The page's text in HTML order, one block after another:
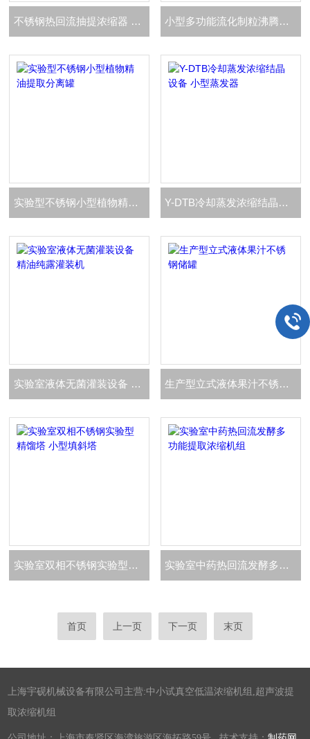
不锈钢热回流抽提浓缩器 实验室超声波萃取 小型多功能流化制粒沸腾干燥 不锈钢烘干机
实验型不锈钢小型植物精油提取分离罐 Y-DTB冷却蒸发浓缩结晶设备 小型蒸发器
实验室液体无菌灌装设备 精油纯露灌装机 生产型立式液体果汁不锈钢储罐
实验室双相不锈钢实验型精馏塔 小型填斜塔 实验室中药热回流发酵多功能提取浓缩机组
首页 上一页 下一页 末页
上海宇砚机械设备有限公司主营:中小试真空低温浓缩机组,超声波提
取浓缩机组